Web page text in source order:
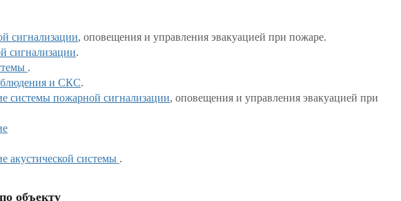
сигнализации, оповещения и управления эвакуацией при пожаре.
сигнализации.
.
и СКС.
системы пожарной сигнализации, оповещения и управления эвакуацией при
акустической системы .
объекту